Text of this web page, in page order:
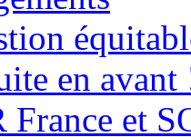
en avant
France et